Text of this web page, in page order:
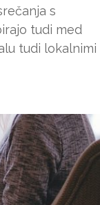
s
tudi med
tudi lokalnimi